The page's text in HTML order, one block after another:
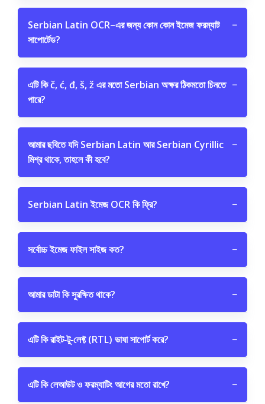
Serbian Latin OCR–এর জন্য কোন কোন ইমেজ ফরম্যাট
সাপোর্টেড?
−
এটি কি č, ć, đ, š, ž এর মতো Serbian অক্ষর ঠিকমতো চিনতে
পারে?
−
আমার ছবিতে যদি Serbian Latin আর Serbian Cyrillic
মিশ্র থাকে, তাহলে কী হবে?
−
Serbian Latin ইমেজ OCR কি ফ্রি? −
সর্বোচ্চ ইমেজ ফাইল সাইজ কত? −
আমার ডাটা কি সুরক্ষিত থাকে? −
এটি কি রাইট‑টু‑লেফ্ট (RTL) ভাষা সাপোর্ট করে? −
এটি কি লেআউট ও ফরম্যাটিং আগের মতো রাখে? −